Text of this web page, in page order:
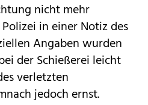
nicht mehr
in einer Notiz des
Angaben wurden
der Schießerei leicht
verletzten
jedoch ernst.